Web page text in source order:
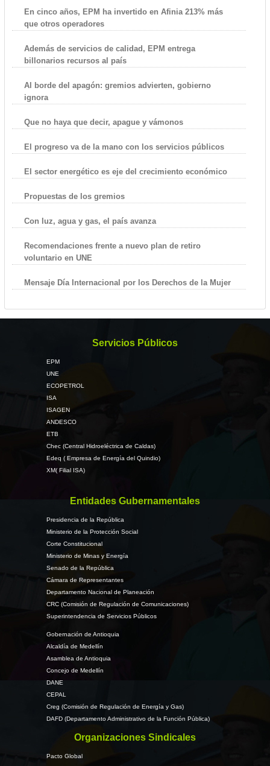
En cinco años, EPM ha invertido en Afinia 213% más
que otros operadores
Además de servicios de calidad, EPM entrega
billonarios recursos al país
Al borde del apagón: gremios advierten, gobierno
ignora
Que no haya que decir, apague y vámonos
El progreso va de la mano con los servicios públicos
El sector energético es eje del crecimiento económico
Propuestas de los gremios
Con luz, agua y gas, el país avanza
Recomendaciones frente a nuevo plan de retiro
voluntario en UNE
Mensaje Día Internacional por los Derechos de la Mujer
Servicios Públicos
EPM
UNE
ECOPETROL
ISA
ISAGEN
ANDESCO
ETB
Chec (Central Hidroeléctrica de Caldas)
Edeq ( Empresa de Energía del Quindio)
XM( Filial ISA)
Entidades Gubernamentales
Presidencia de la República
Ministerio de la Protección Social
Corte Constitucional
Ministerio de Minas y Energía
Senado de la República
Cámara de Representantes
Departamento Nacional de Planeación
CRC (Comisión de Regulación de Comunicaciones)
Superintendencia de Servicios Públicos
Gobernación de Antioquia
Alcaldía de Medellín
Asamblea de Antioquia
Concejo de Medellín
DANE
CEPAL
Creg (Comisión de Regulación de Energía y Gas)
DAFD (Departamento Administrativo de la Función Pública)
Organizaciones Sindicales
Pacto Global